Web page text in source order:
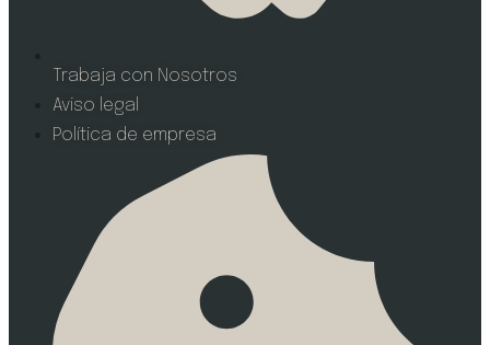
Trabaja con Nosotros
Aviso legal
Política de empresa